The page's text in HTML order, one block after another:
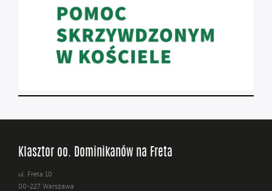
Klasztor oo. Dominikanów na Freta
ul. Freta 10
00-227 Warszawa